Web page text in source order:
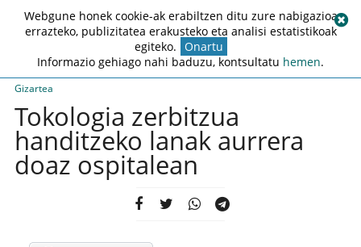
Gizartea
Tokologia zerbitzua
handitzeko lanak aurrera
doaz ospitalean
Webgune honek cookie-ak erabiltzen ditu zure nabigazioa
errazteko, publizitatea erakusteko eta analisi estatistikoak
egiteko. Onartu
Informazio gehiago nahi baduzu, kontsultatu hemen.